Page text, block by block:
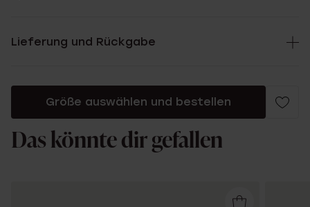
Lieferung und Rückgabe
Größe auswählen und bestellen
Das könnte dir gefallen